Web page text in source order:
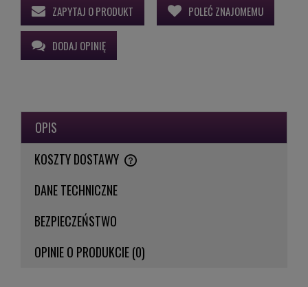
ZAPYTAJ O PRODUKT POLEĆ ZNAJOMEMU
DODAJ OPINIĘ
OPIS
KOSZTY DOSTAWY
CENA NIE ZAWIERA EWENTUALNYCH KOSZTÓW PŁATNOŚCI
DANE TECHNICZNE
BEZPIECZEŃSTWO
OPINIE O PRODUKCIE (0)